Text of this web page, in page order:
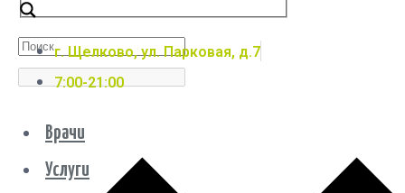
г. Щелково, ул. Парковая, д.7
7:00-21:00
Врачи
Услуги